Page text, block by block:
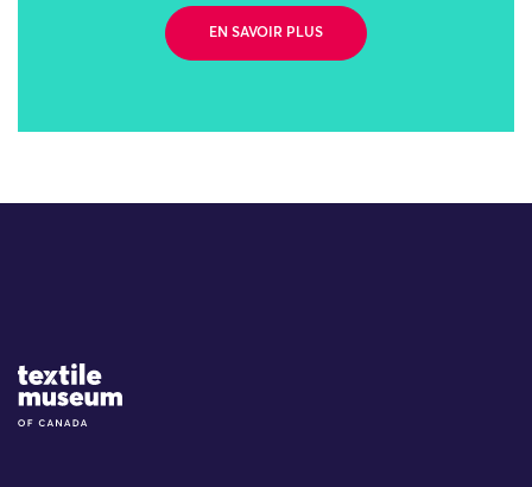
EN SAVOIR PLUS
Site Logo